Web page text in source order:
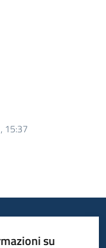
15:37
su